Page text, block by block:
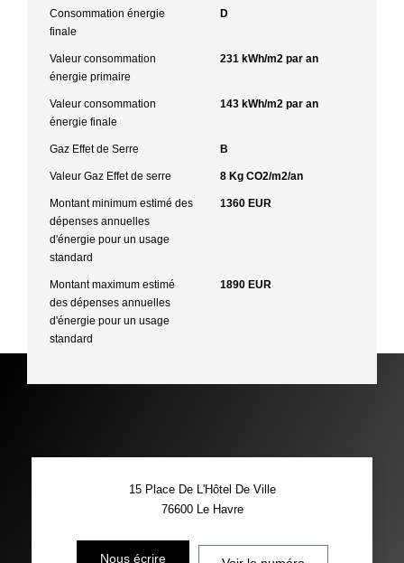
Consommation énergie
finale
D
Valeur consommation
énergie primaire
231 kWh/m2 par an
Valeur consommation
énergie finale
143 kWh/m2 par an
Gaz Effet de Serre B
Valeur Gaz Effet de serre 8 Kg CO2/m2/an
Montant minimum estimé des
dépenses annuelles
d'énergie pour un usage
standard
1360 EUR
Montant maximum estimé
des dépenses annuelles
d'énergie pour un usage
standard
1890 EUR
15 Place De L'Hôtel De Ville
76600 Le Havre
Nous écrire